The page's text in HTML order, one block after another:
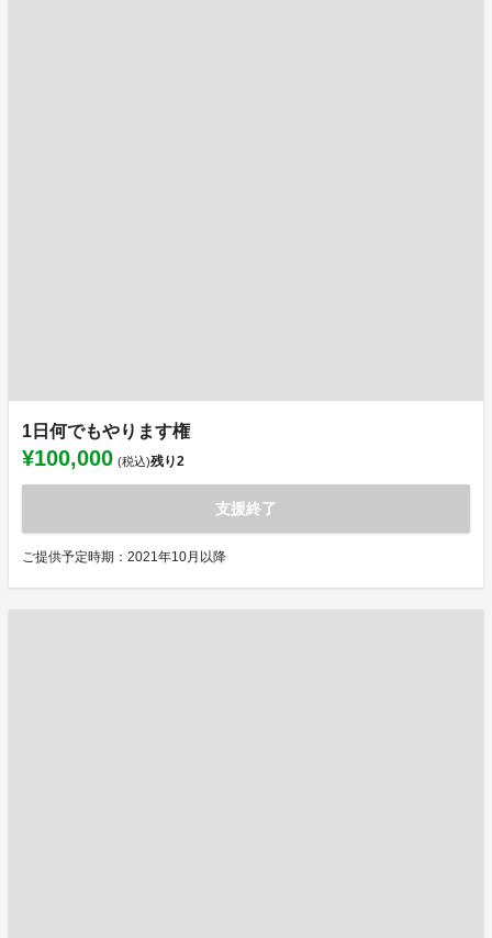
1日何でもやります権
¥100,000 (税込)残り2
支援終了
ご提供予定時期：2021年10月以降